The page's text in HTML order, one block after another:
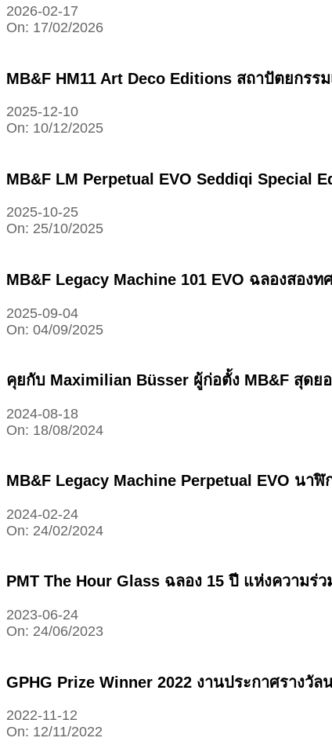
2026-02-17
On: 17/02/2026
MB&F HM11 Art Deco Editions สถาปัตยกร
2025-12-10
On: 10/12/2025
MB&F LM Perpetual EVO Seddiqi Special
2025-10-25
On: 25/10/2025
MB&F Legacy Machine 101 EVO ฉลองสอ
2025-09-04
On: 04/09/2025
คุยกับ Maximilian Büsser ผู้ก่อตั้ง MB&F สุด
2024-08-18
On: 18/08/2024
MB&F Legacy Machine Perpetual EVO นา
2024-02-24
On: 24/02/2024
PMT The Hour Glass ฉลอง 15 ปี แห่งความร่
2023-06-24
On: 24/06/2023
GPHG Prize Winner 2022 งานประกาศรางวั
2022-11-12
On: 12/11/2022